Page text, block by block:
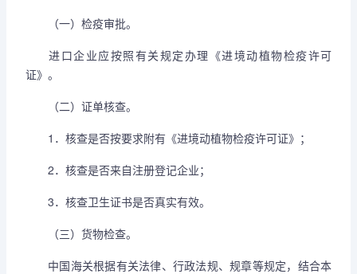
（一）检疫审批。
进口企业应按照有关规定办理《进境动植物检疫许可
证》。
（二）证单核查。
1．核查是否按要求附有《进境动植物检疫许可证》；
2．核查是否来自注册登记企业；
3．核查卫生证书是否真实有效。
（三）货物检查。
中国海关根据有关法律、行政法规、规章等规定，结合本